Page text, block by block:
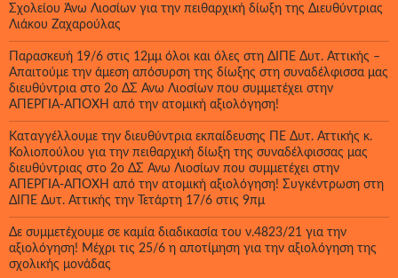
Σχολείου Άνω Λιοσίων για την πειθαρχική δίωξη της Διευθύντριας
Λιάκου Ζαχαρούλας
Παρασκευή 19/6 στις 12μμ όλοι και όλες στη ΔΙΠΕ Δυτ. Αττικής –
Απαιτούμε την άμεση απόσυρση της δίωξης στη συναδέλφισσα μας
διευθύντρια στο 2ο ΔΣ Άνω Λιοσίων που συμμετέχει στην
ΑΠΕΡΓΙΑ-ΑΠΟΧΗ από την ατομική αξιολόγηση!
Καταγγέλλουμε την διευθύντρια εκπαίδευσης ΠΕ Δυτ. Αττικής κ.
Κολιοπούλου για την πειθαρχική δίωξη της συναδέλφισσας μας
διευθύντριας στο 2ο ΔΣ Άνω Λιοσίων που συμμετέχει στην
ΑΠΕΡΓΙΑ-ΑΠΟΧΗ από την ατομική αξιολόγηση! Συγκέντρωση στη
ΔΙΠΕ Δυτ. Αττικής την Τετάρτη 17/6 στις 9πμ
Δε συμμετέχουμε σε καμία διαδικασία του ν.4823/21 για την
αξιολόγηση! Μέχρι τις 25/6 η αποτίμηση για την αξιολόγηση της
σχολικής μονάδας